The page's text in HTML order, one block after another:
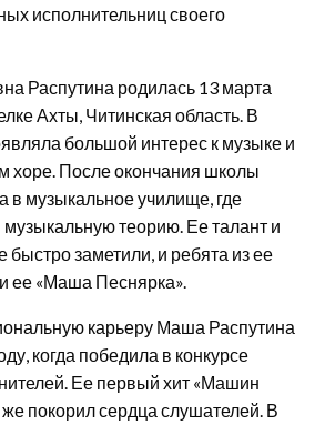
исполнительниц своего
Распутина родилась 13 марта
Ахты, Читинская область. В
большой интерес к музыке и
хоре. После окончания школы
в музыкальное училище, где
музыкальную теорию. Ее талант и
быстро заметили, и ребята из ее
ее «Маша Песнярка».
карьеру Маша Распутина
когда победила в конкурсе
Ее первый хит «Машин
покорил сердца слушателей. В